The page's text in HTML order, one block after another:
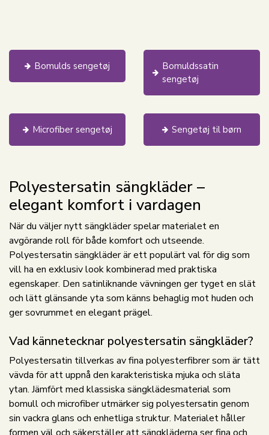
Bomulds sengetøj
Bomuldssatin
sengetøj
Microfiber sengetøj Sengetøj til børn
Polyestersatin sängkläder –
elegant komfort i vardagen
När du väljer nytt sängkläder spelar materialet en
avgörande roll för både komfort och utseende.
Polyestersatin sängkläder är ett populärt val för dig som
vill ha en exklusiv look kombinerad med praktiska
egenskaper. Den satinliknande vävningen ger tyget en slät
och lätt glänsande yta som känns behaglig mot huden och
ger sovrummet en elegant prägel.
Vad kännetecknar polyestersatin sängkläder?
Polyestersatin tillverkas av fina polyesterfibrer som är tätt
vävda för att uppnå den karakteristiska mjuka och släta
ytan. Jämfört med klassiska sängklädesmaterial som
bomull och microfiber utmärker sig polyestersatin genom
sin vackra glans och enhetliga struktur. Materialet håller